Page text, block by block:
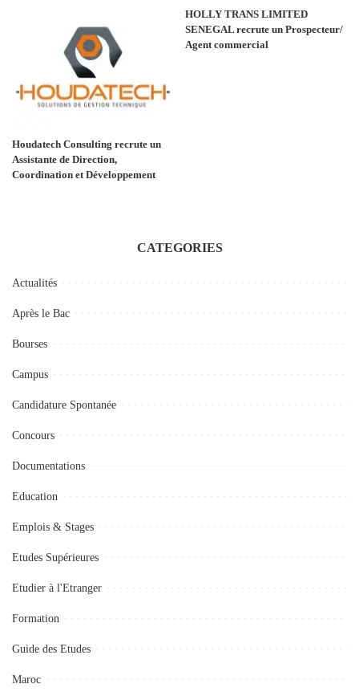
Houdatech Consulting recrute un
Assistante de Direction,
Coordination et Développement
HOLLY TRANS LIMITED
SENEGAL recrute un Prospecteur/
Agent commercial
CATEGORIES
Actualités
Après le Bac
Bourses
Campus
Candidature Spontanée
Concours
Documentations
Education
Emplois & Stages
Etudes Supérieures
Etudier à l'Etranger
Formation
Guide des Etudes
Maroc